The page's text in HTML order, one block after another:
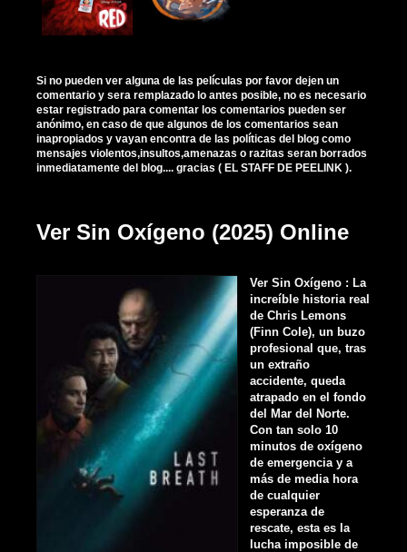
Si no pueden ver alguna de las películas por favor dejen un
comentario y sera remplazado lo antes posible, no es necesario
estar registrado para comentar los comentarios pueden ser
anónimo, en caso de que algunos de los comentarios sean
inapropiados y vayan encontra de las políticas del blog como
mensajes violentos,insultos,amenazas o razitas seran borrados
inmediatamente del blog.... gracias ( EL STAFF DE PEELINK ).
Ver Sin Oxígeno (2025) Online
Ver Sin Oxígeno : La
increíble historia real
de Chris Lemons
(Finn Cole), un buzo
profesional que, tras
un extraño
accidente, queda
atrapado en el fondo
del Mar del Norte.
Con tan solo 10
minutos de oxígeno
de emergencia y a
más de media hora
de cualquier
esperanza de
rescate, esta es la
lucha imposible de